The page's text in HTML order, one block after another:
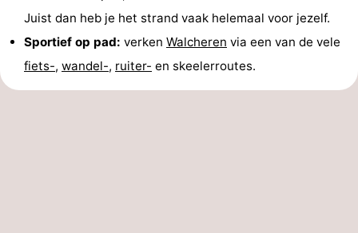
Juist dan heb je het strand vaak helemaal voor jezelf.
Sportief op pad: verken Walcheren via een van de vele
fiets-, wandel-, ruiter- en skeelerroutes.